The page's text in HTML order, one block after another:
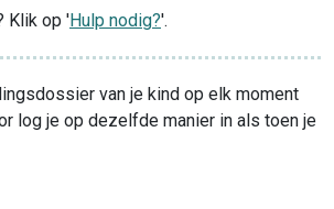
Klik op 'Hulp nodig?'.
van je kind op elk moment
log je op dezelfde manier in als toen je